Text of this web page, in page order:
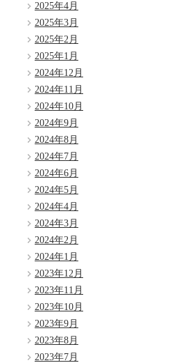
2025年4月
2025年3月
2025年2月
2025年1月
2024年12月
2024年11月
2024年10月
2024年9月
2024年8月
2024年7月
2024年6月
2024年5月
2024年4月
2024年3月
2024年2月
2024年1月
2023年12月
2023年11月
2023年10月
2023年9月
2023年8月
2023年7月